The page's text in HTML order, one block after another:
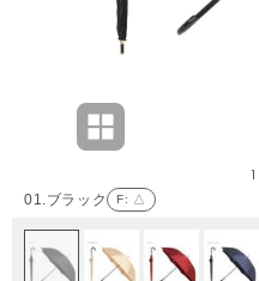
01.ブラック F: △
1